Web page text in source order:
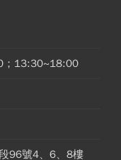
；13:30~18:00
96號4、6、8樓